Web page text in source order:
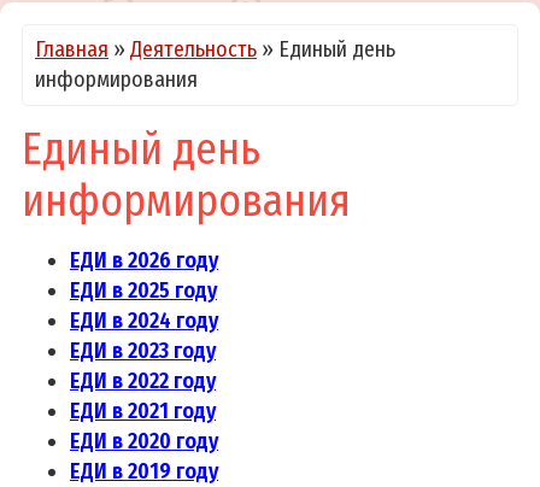
Главная » Деятельность » Единый день
информирования
Единый день
информирования
ЕДИ в 2026 году
ЕДИ в 2025 году
ЕДИ в 2024 году
ЕДИ в 2023 году
ЕДИ в 2022 году
ЕДИ в 2021 году
ЕДИ в 2020 году
ЕДИ в 2019 году